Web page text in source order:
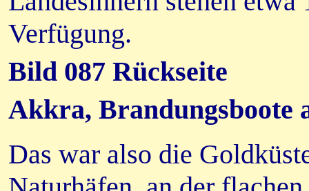
Verfügung.
Bild 087 Rückseite
Akkra, Brandungsboote
Das war also die